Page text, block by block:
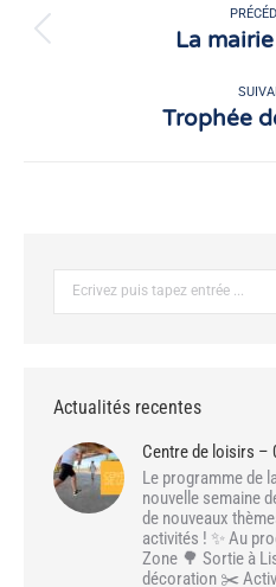
article
La
Trophée
Actualités recentes
Centre de loisirs –
Le programme de
nouvelle semaine
de nouveaux
activités ! ✨ Au
Zone 🌳 Sortie à
décoration ✂️